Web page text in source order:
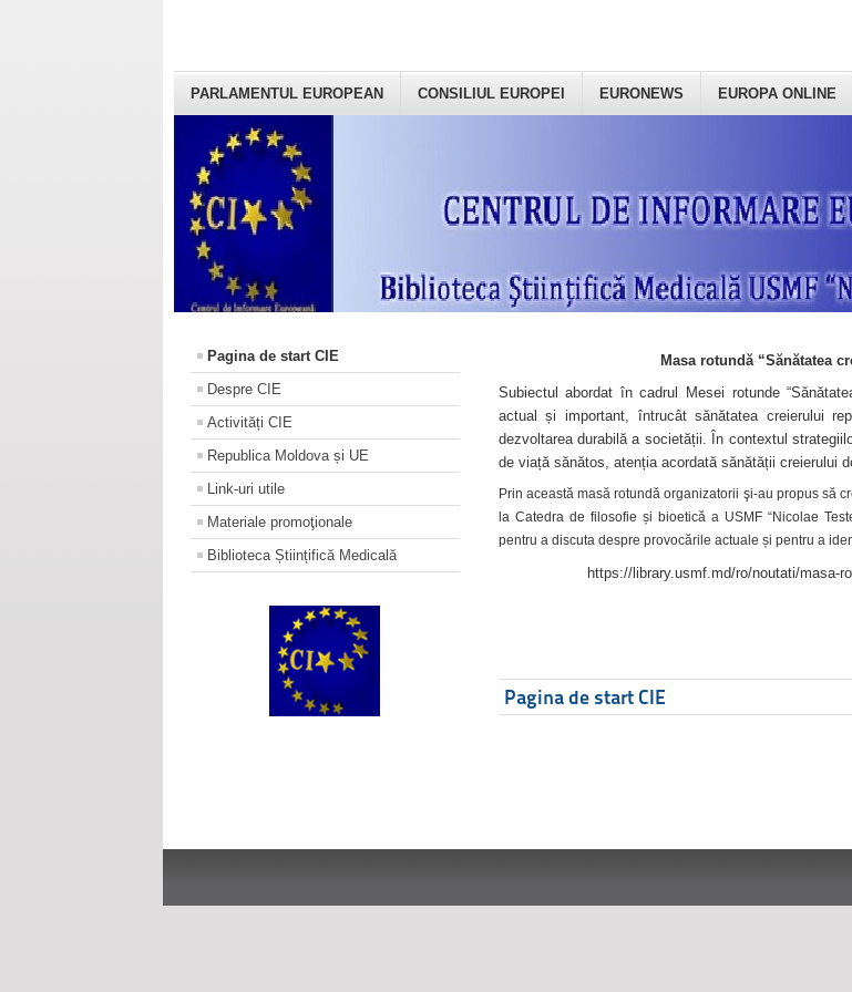
PARLAMENTUL EUROPEAN CONSILIUL EUROPEI EURONEWS EUROPA ONLINE
Pagina de start CIE
Despre CIE
Activități CIE
Republica Moldova și UE
Link-uri utile
Materiale promoţionale
Biblioteca Științifică Medicală
Masa rotundă “Sănătatea
Subiectul abordat în cadrul Mesei rotunde
actual și important, întrucât sănătatea creierului
dezvoltarea durabilă a societății. În contextul
de viață sănătos, atenția acordată sănătății creierului
Prin această masă rotundă organizatorii şi-au propus să
la Catedra de filosofie și bioetică a USMF “Nicolae
pentru a discuta despre provocările actuale și pentru a
https://library.usmf.md/ro/noutati/masa-
Pagina de start CIE